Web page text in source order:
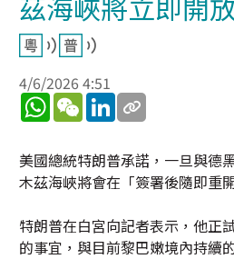
4/6/2026 4:51
WhatsApp
WeChatLinkedIn
美國總統特朗普承諾，一旦與德
木茲海峽將會在「簽署後隨即重
特朗普在白宮向記者表示，他正
的事宜，與目前黎巴嫩境內持續